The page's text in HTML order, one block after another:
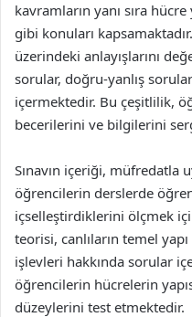
kavramların yanı sıra
gibi konuları
üzerindeki anlayışlarını
sorular, doğru-yanlış
içermektedir. Bu çeşitlilik,
becerilerini ve bilgilerini
Sınavın içeriği, müfredatla
öğrencilerin derslerde
içselleştirdiklerini ölçmek
teorisi, canlıların temel
işlevleri hakkında sorular
öğrencilerin hücrelerin
düzeylerini test etmektedir.